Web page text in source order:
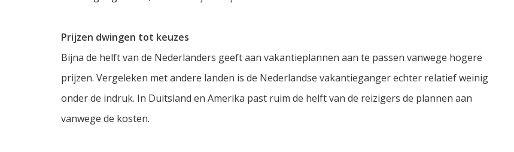
Prijzen dwingen tot keuzes
Bijna de helft van de Nederlanders geeft aan vakantieplannen aan te passen vanwege hogere
prijzen. Vergeleken met andere landen is de Nederlandse vakantieganger echter relatief weinig
onder de indruk. In Duitsland en Amerika past ruim de helft van de reizigers de plannen aan
vanwege de kosten.